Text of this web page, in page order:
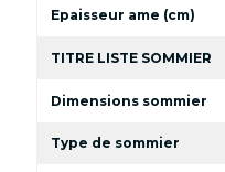
Epaisseur ame (cm)
TITRE LISTE SOMMIER
Dimensions sommier
Type de sommier